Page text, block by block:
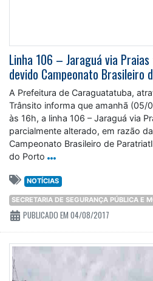
Linha 106 – Jaraguá via
devido Campeonato Brasileiro
A Prefeitura de Caraguatatuba,
Trânsito informa que amanhã (05/
às 16h, a linha 106 – Jaraguá via
parcialmente alterado, em razão
Campeonato Brasileiro de
do Porto
NOTÍCIAS
SECRETARIA DE SEGURANÇA PÚBLICA E
PUBLICADO EM 04/08/2017